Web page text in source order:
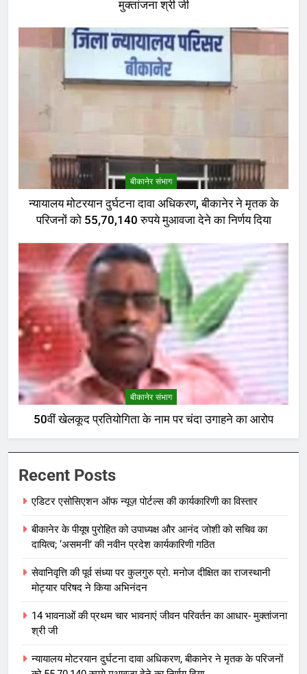
मुक्तांजना श्री जी
बीकानेर संभाग
न्यायालय मोटरयान दुर्घटना दावा अधिकरण, बीकानेर ने मृतक के
परिजनों को 55,70,140 रुपये मुआवजा देने का निर्णय दिया
बीकानेर संभाग
50वीं खेलकूद प्रतियोगिता के नाम पर चंदा उगाहने का आरोप
Recent Posts
एडिटर एसोसिएशन ऑफ न्यूज़ पोर्टल्स की कार्यकारिणी का विस्तार
बीकानेर के पीयूष पुरोहित को उपाध्यक्ष और आनंद जोशी को सचिव का
दायित्व; ‘असमनी’ की नवीन प्रदेश कार्यकारिणी गठित
सेवानिवृत्ति की पूर्व संध्या पर कुलगुरु प्रो. मनोज दीक्षित का राजस्थानी
मोट्यार परिषद ने किया अभिनंदन
14 भावनाओं की प्रथम चार भावनाएं जीवन परिवर्तन का आधार- मुक्तांजना
श्री जी
न्यायालय मोटरयान दुर्घटना दावा अधिकरण, बीकानेर ने मृतक के परिजनों